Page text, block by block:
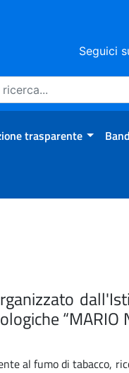
Seguici
trasparente
“MARIO
al fumo di tabacco,